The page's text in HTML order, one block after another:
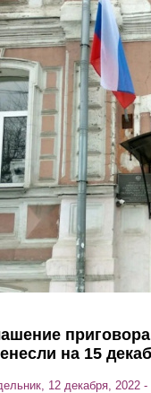
на 15
12 декабря, 2022 -